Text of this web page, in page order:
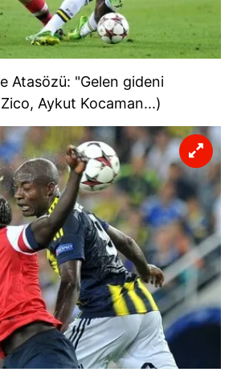
Atasözü: "Gelen gideni
Aykut Kocaman...)